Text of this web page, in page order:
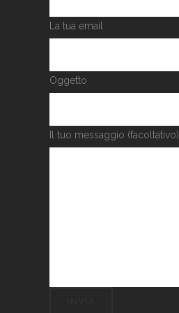
La tua email
Oggetto
Il tuo messaggio (facoltativo)